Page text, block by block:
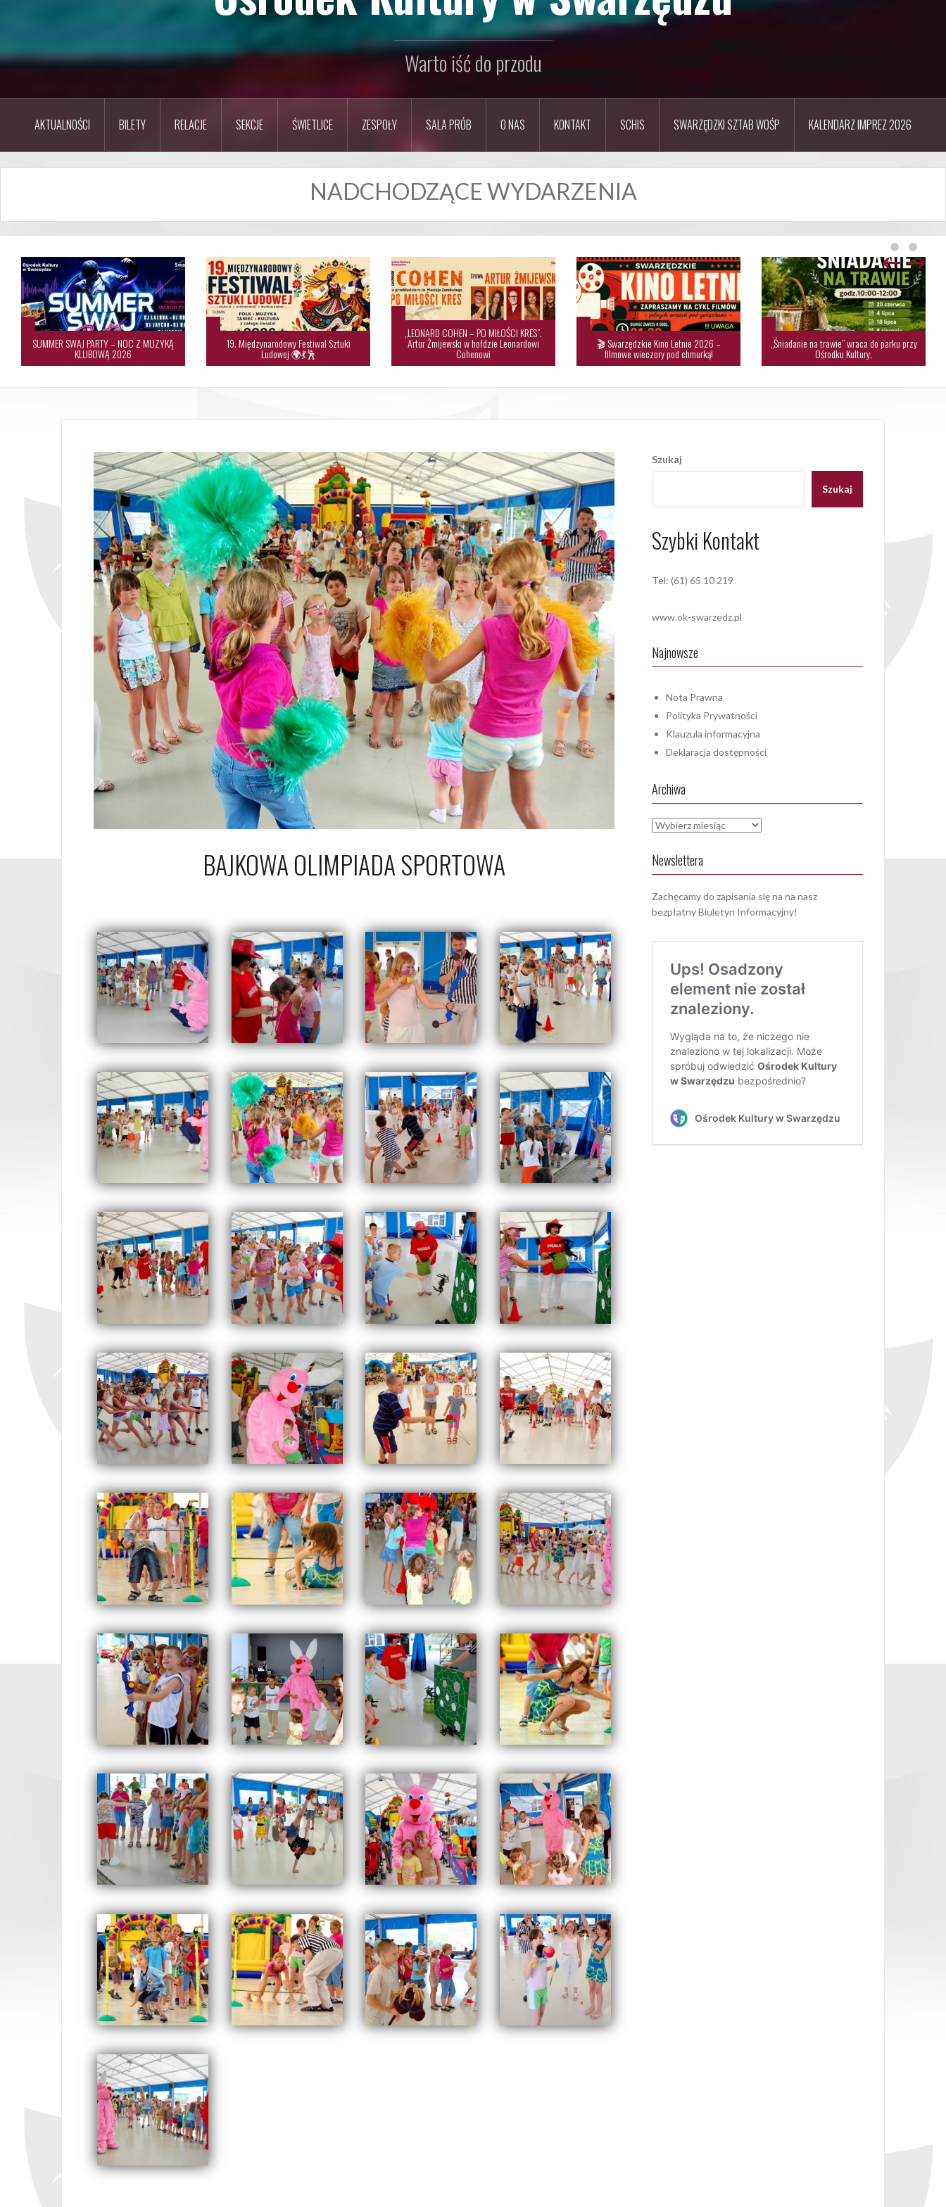
Warto iść do przodu
AKTUALNOŚCI BILETY RELACJE SEKCJE ŚWIETLICE ZESPOŁY SALA PRÓB O NAS KONTAKT SCHIS SWARZĘDZKI SZTAB WOŚP KALENDARZ IMPREZ 2026
NADCHODZĄCE WYDARZENIA
SUMMER SWAJ PARTY – NOC Z MUZYKĄ
KLUBOWĄ 2026
19. Międzynarodowy Festiwal Sztuki
Ludowej 🌍💃🕺
„LEONARD COHEN – PO MIŁOŚCI KRES”.
Artur Żmijewski w hołdzie Leonardowi
Cohenowi
🎬 Swarzędzkie Kino Letnie 2026 –
filmowe wieczory pod chmurką!
„Śniadanie na trawie” wraca do parku przy
Ośrodku Kultury.
BAJKOWA OLIMPIADA SPORTOWA
Szukaj
Szukaj
Szybki Kontakt
Tel: (61) 65 10 219
www.ok-swarzedz.pl
Najnowsze
Nota Prawna
Polityka Prywatności
Klauzula informacyjna
Deklaracja dostępności
Archiwa
Archiwa
Newslettera
Zachęcamy do zapisania się na na nasz
bezpłatny Biuletyn Informacyjny!